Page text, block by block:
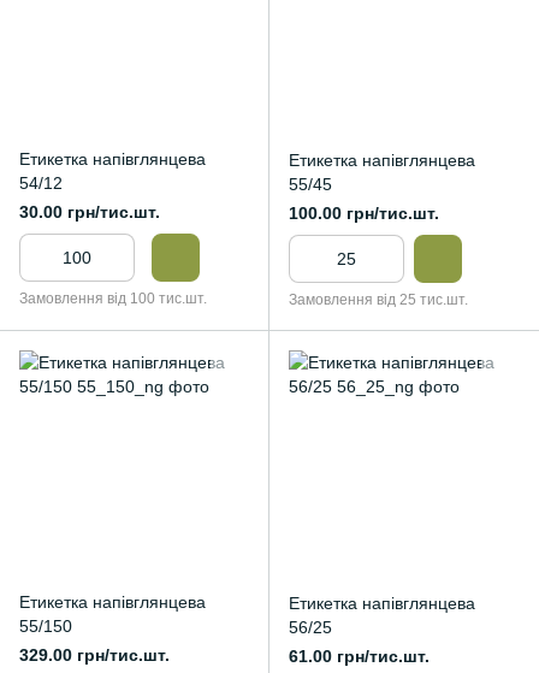
Етикетка напівглянцева
54/12
30.00 грн/тис.шт.
Замовлення від 100 тис.шт.
Етикетка напівглянцева
55/45
100.00 грн/тис.шт.
Замовлення від 25 тис.шт.
Етикетка напівглянцева
55/150
329.00 грн/тис.шт.
Етикетка напівглянцева
56/25
61.00 грн/тис.шт.